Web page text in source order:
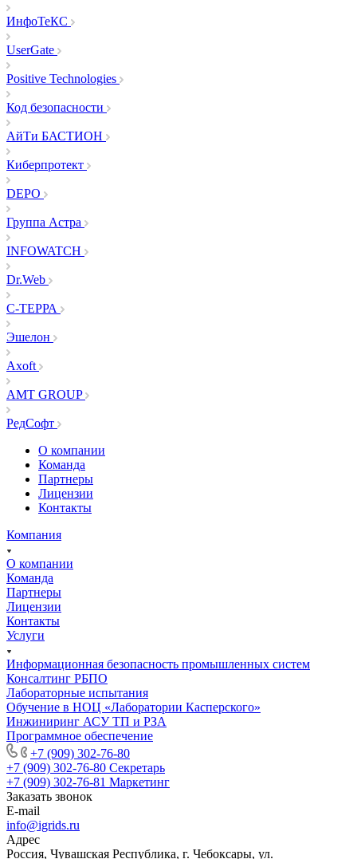
ИнфоТеКС
UserGate
Positive Technologies
Код безопасности
АйТи БАСТИОН
Киберпротект
DEPO
Группа Астра
INFOWATCH
Dr.Web
С-ТЕРРА
Эшелон
Axoft
AMT GROUP
РедСофт
О компании
Команда
Партнеры
Лицензии
Контакты
Компания
О компании
Команда
Партнеры
Лицензии
Контакты
Услуги
Информационная безопасность промышленных систем
Консалтинг РБПО
Лабораторные испытания
Обучение в НОЦ «Лаборатории Касперского»
Инжиниринг АСУ ТП и РЗА
Программное обеспечение
+7 (909) 302-76-80
+7 (909) 302-76-80 Секретарь
+7 (909) 302-76-81 Маркетинг
Заказать звонок
E-mail
info@igrids.ru
Адрес
Россия, Чувашская Республика, г. Чебоксары, ул.